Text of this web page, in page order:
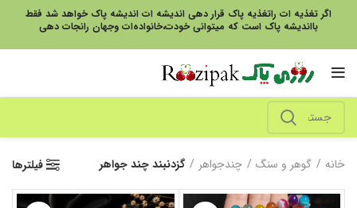
اگر تغذیه ات راتغذیه پاک قرار دهی اندیشه ات اندیشه پاک خواهد شد فقط
بااندیشه پاک است که میتوانی خودت،خانواده‌ات وجهان رانجات دهی
خانه گوهر و سنگ چندجواهر گزدنبند چند جواهر فیلترها